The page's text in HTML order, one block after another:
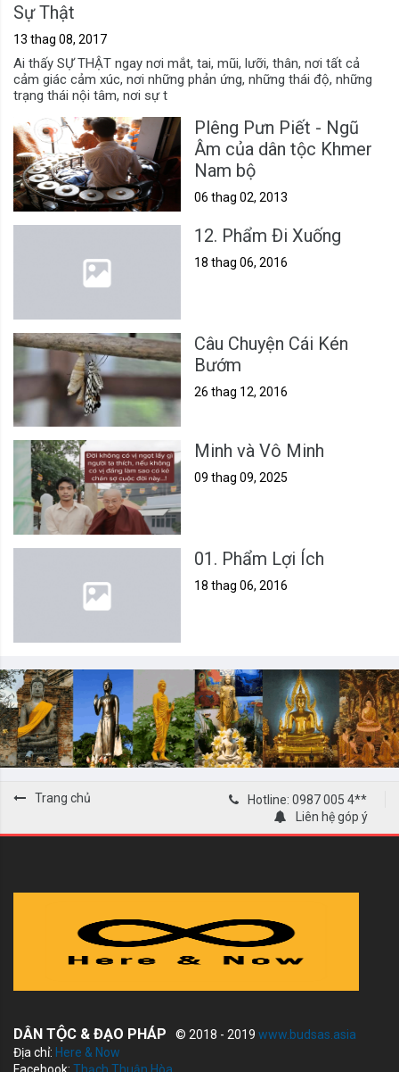
Sự Thật
13 thag 08, 2017
Ai thấy SỰ THẬT ngay nơi mắt, tai, mũi, lưỡi, thân, nơi tất cả
cảm giác cảm xúc, nơi những phản ứng, những thái độ, những
trạng thái nội tâm, nơi sự t
Plêng Pưn Piết - Ngũ
Âm của dân tộc Khmer
Nam bộ
06 thag 02, 2013
12. Phẩm Ði Xuống
18 thag 06, 2016
Câu Chuyện Cái Kén
Bướm
26 thag 12, 2016
Minh và Vô Minh
09 thag 09, 2025
01. Phẩm Lợi Ích
18 thag 06, 2016
Trang chủ
Hotline: 0987 005 4**
Liên hệ góp ý
DÂN TỘC & ĐẠO PHÁP © 2018 - 2019 www.budsas.asia
Địa chỉ: Here & Now